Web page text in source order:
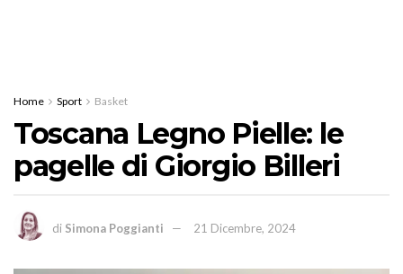
Home Sport Basket
Toscana Legno Pielle: le
pagelle di Giorgio Billeri
di Simona Poggianti 21 Dicembre, 2024